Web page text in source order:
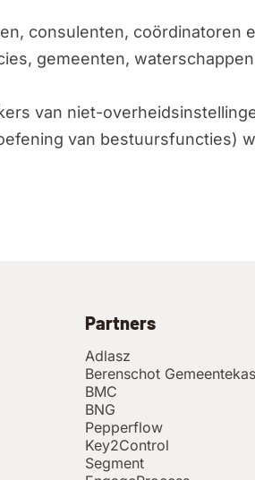
consulenten, coördinatoren
gemeenten,
van niet-
van bestuursfuncties)
Partners
Adlasz
Berenschot Gemeentekas
BMC
BNG
Pepperflow
Key2Control
Segment